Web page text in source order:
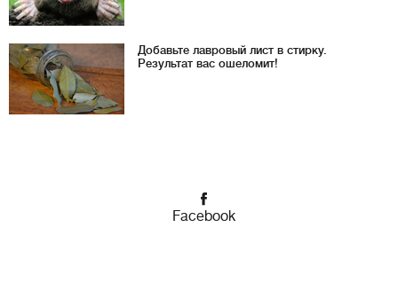
Добавьте лавровый лист в стирку.
Результат вас ошеломит!
Facebook